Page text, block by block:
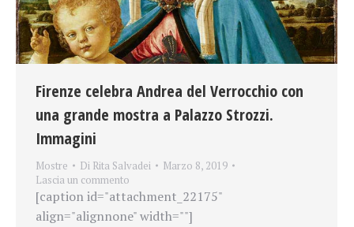
Firenze celebra Andrea del Verrocchio con
una grande mostra a Palazzo Strozzi.
Immagini
Mostre Di Rita Salvadei
Marzo 8, 2019
Lascia un commento
[caption id="attachment_22175"
align="alignnone" width=""]